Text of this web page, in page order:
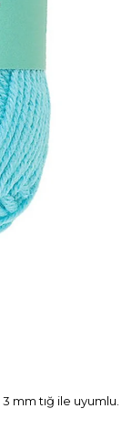
mm tığ ile uyumlu.